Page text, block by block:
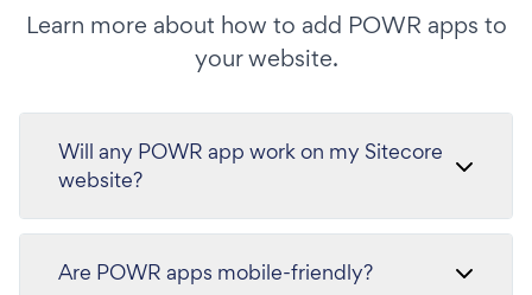
Learn more about how to add POWR apps to
your website.
Will any POWR app work on my Sitecore
website?
Are POWR apps mobile-friendly?